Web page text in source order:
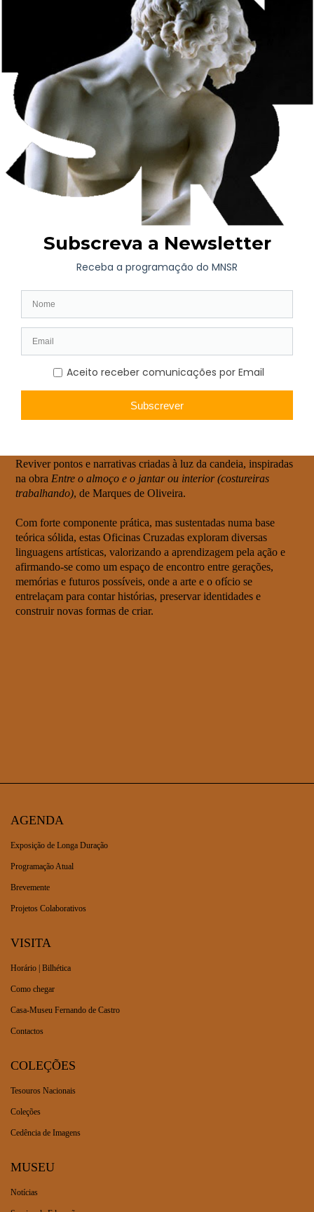
Oficinas práticas conduzidas por artesãos e mestres locais,
proporcionando contacto direto com os ofícios representados
Cada participante terá, assim, oportunidade de experienciar que
a arte não vive apenas nos museus, mas também no gesto
preciso da rendilheira, nas mãos do oleiro e do cesteiro, e na
agulha da bordadeira – reconhecendo o passado como matéria-
prima para inovar o futuro.
Dirigido à comunidade em geral e com um calendário que
prevê a realização de uma Oficina Cruzada por trimestre, a
primeira proposta, agendada para o dia 28 março, pelas 15h00,
será dedicada àsRendas de Bilros , sendo esta uma oficina
desenvolvida com a colaboração daAssociação para Defesa do
Artesanato e Património de Vila do Conde
1.º Trimestre | março – A Renda de Bilros
interior, a partir da obra
bilros, de Sofia de Souza.
2.º Trimestre | junho – A Olaria
Modelagem do barro numa ligação entre tradição e
Eduardo Viana.
3.º Trimestre | setembro – A Cestaria
Entrelaçar resistência e delicadeza, entre tradição e
modernidade, a partir da obraA Filha dos Condes de Almedina
Reviver pontos e narrativas criadas à luz da candeia, inspiradas
na obra Entre o almoço e o jantar ou interior (costureiras
trabalhando), de Marques de Oliveira.
Com forte componente prática, mas sustentadas numa base
teórica sólida, estas Oficinas Cruzadas exploram diversas
linguagens artísticas, valorizando a aprendizagem pela ação e
afirmando-se como um espaço de encontro entre gerações,
memórias e futuros possíveis, onde a arte e o ofício se
entrelaçam para contar histórias, preservar identidades e
construir novas formas de criar.
AGENDA
Exposição de Longa Duração
Programação Atual
Brevemente
Projetos Colaborativos
VISITA
Horário | Bilhética
Como chegar
Casa-Museu Fernando de Castro
Contactos
COLEÇÕES
Tesouros Nacionais
Coleções
Cedência de Imagens
MUSEU
Notícias